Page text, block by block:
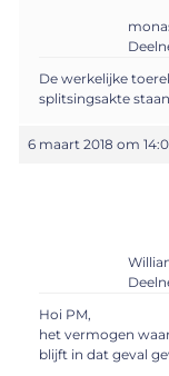
De werkelijke
splitsingsakte
6 maart 2018 om
Hoi PM,
het vermogen
blijft in dat geval